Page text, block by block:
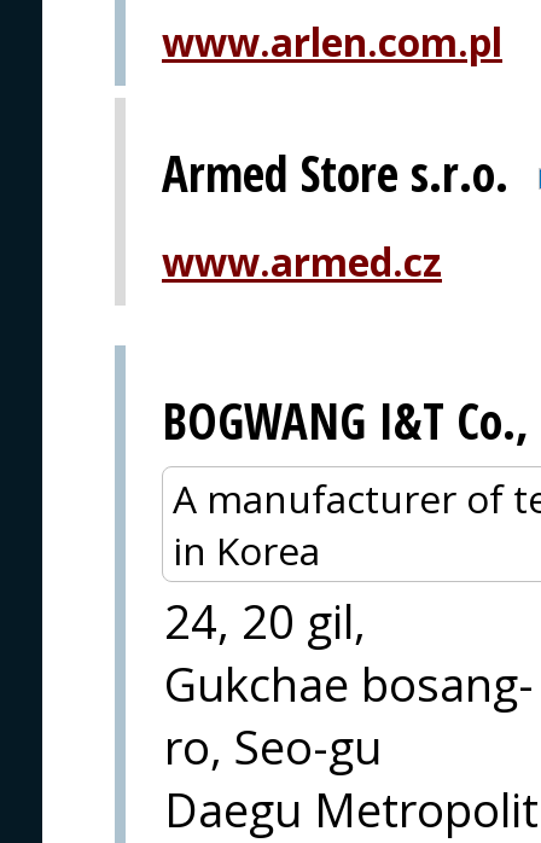
www.arlen.com.pl
Armed Store s.r.o.
www.armed.cz
BOGWANG I&T
A manufacturer of
in Korea
24, 20 gil,
Gukchae bosang-
ro, Seo-gu
Daegu